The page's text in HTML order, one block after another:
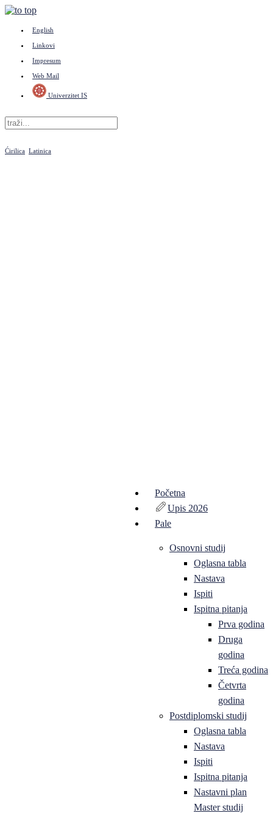
English
Linkovi
Impresum
Web Mail
Univerzitet IS
Ćirilica Latinica
Početna
Upis 2026
Pale
Osnovni studij
Oglasna tabla
Nastava
Ispiti
Ispitna pitanja
Prva godina
Druga
godina
Treća godina
Četvrta
godina
Postdiplomski studij
Oglasna tabla
Nastava
Ispiti
Ispitna pitanja
Nastavni plan
Master studij